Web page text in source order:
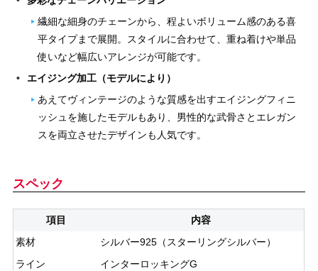
繊細な細身のチェーンから、程よいボリューム感のある喜
平タイプまで展開。スタイルに合わせて、重ね着けや単品
使いなど幅広いアレンジが可能です。
エイジング加工（モデルにより）
あえてヴィンテージのような質感を出すエイジングフィニ
ッシュを施したモデルもあり、男性的な武骨さとエレガン
スを両立させたデザインも人気です。
スペック
項目
内容
素材
シルバー925（スターリングシルバー）
ライン
インターロッキングG